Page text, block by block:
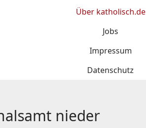
Über katholisch.de
Jobs
Impressum
Datenschutz
nieder